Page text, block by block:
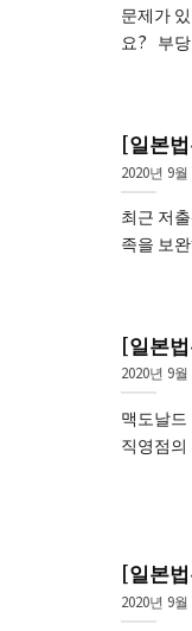
문제가
요? 부당
[일본
2020년 9월
최근 저
족을 보
[일본
2020년 9월
맥도날드
직영점의
[일본
2020년 9월